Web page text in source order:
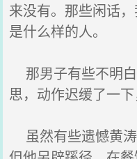
来没有。那些闲话
是什么样的人。
那男子有些不明
思，动作迟缓了一下
虽然有些遗憾黄涛